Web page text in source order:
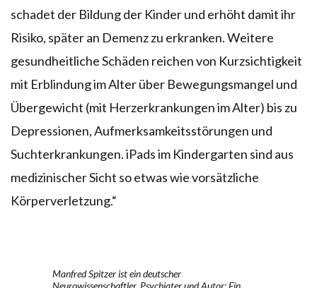
schadet der Bildung der Kinder und erhöht damit ihr
Risiko, später an Demenz zu erkranken. Weitere
gesundheitliche Schäden reichen von Kurzsichtigkeit
mit Erblindung im Alter über Bewegungsmangel und
Übergewicht (mit Herzerkrankungen im Alter) bis zu
Depressionen, Aufmerksamkeitsstörungen und
Suchterkrankungen. iPads im Kindergarten sind aus
medizinischer Sicht so etwas wie vorsätzliche
Körperverletzung.“
Manfred Spitzer ist ein deutscher
Neurowissenschaftler, Psychiater und Autor: Ein